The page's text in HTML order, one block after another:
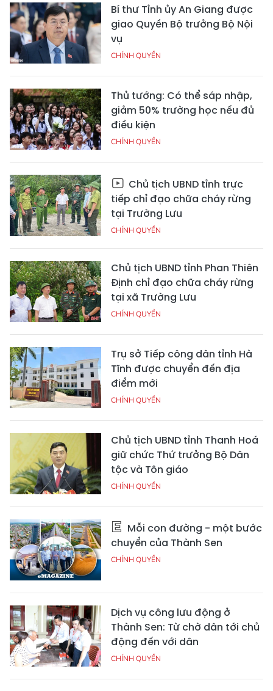
Bí thư Tỉnh ủy An Giang được
giao Quyền Bộ trưởng Bộ Nội
vụ
CHÍNH QUYỀN
Thủ tướng: Có thể sáp nhập,
giảm 50% trường học nếu đủ
điều kiện
CHÍNH QUYỀN
Chủ tịch UBND tỉnh trực
tiếp chỉ đạo chữa cháy rừng
tại Trường Lưu
CHÍNH QUYỀN
Chủ tịch UBND tỉnh Phan Thiên
Định chỉ đạo chữa cháy rừng
tại xã Trường Lưu
CHÍNH QUYỀN
Trụ sở Tiếp công dân tỉnh Hà
Tĩnh được chuyển đến địa
điểm mới
CHÍNH QUYỀN
Chủ tịch UBND tỉnh Thanh Hoá
giữ chức Thứ trưởng Bộ Dân
tộc và Tôn giáo
CHÍNH QUYỀN
Mỗi con đường - một bước
chuyển của Thành Sen
CHÍNH QUYỀN
Dịch vụ công lưu động ở
Thành Sen: Từ chờ dân tới chủ
động đến với dân
CHÍNH QUYỀN